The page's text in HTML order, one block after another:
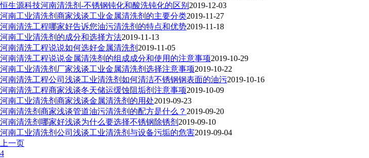
恒生源科技河南清洗剂-不锈钢钝化和酸洗钝化的区别 2019-12-03
河南工业清洗剂商家浅谈工业金属清洗剂的主要分类2019-11-27
河南清洗工程哪家好告诉您油污清洗剂的特点和优势2019-11-18
河南工业清洗剂的成分和选择方法2019-11-13
河南清洗工程说说如何选好金属清洗剂 2019-11-05
河南清洗工程说说金属清洗剂的组成成分和使用的注意事项2019-10-29
河南工业清洗剂厂家浅谈工业金属清洗剂选择注意事项2019-10-22
河南清洗工程公司浅谈工业清洗剂如何清洁不锈钢钢表面的油污2019-10-16
河南清洗工程商家浅谈冬天储运缓蚀阻垢剂注意事项2019-10-09
河南工业清洗剂商家浅谈金属清洗剂的用处2019-09-23
河南清洗剂商家浅谈管道油污清洗剂的配方是什么？ 2019-09-20
河南清洗剂哪家好浅谈为什么要选择不锈钢除锈剂 2019-09-10
河南工业清洗剂公司浅谈工业清洗剂与设备污垢的危害2019-09-04
上一页
4